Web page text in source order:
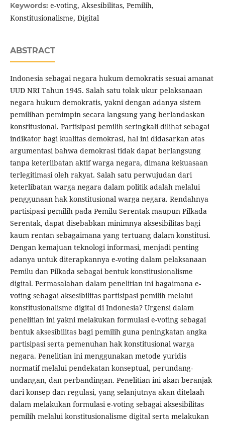
Keywords: e-voting, Aksesibilitas, Pemilih,
Konstitusionalisme, Digital
ABSTRACT
Indonesia sebagai negara hukum demokratis sesuai amanat
UUD NRI Tahun 1945. Salah satu tolak ukur pelaksanaan
negara hukum demokratis, yakni dengan adanya sistem
pemilihan pemimpin secara langsung yang berlandaskan
konstitusional. Partisipasi pemilih seringkali dilihat sebagai
indikator bagi kualitas demokrasi, hal ini didasarkan atas
argumentasi bahwa demokrasi tidak dapat berlangsung
tanpa keterlibatan aktif warga negara, dimana kekuasaan
terlegitimasi oleh rakyat. Salah satu perwujudan dari
keterlibatan warga negara dalam politik adalah melalui
penggunaan hak konstitusional warga negara. Rendahnya
partisipasi pemilih pada Pemilu Serentak maupun Pilkada
Serentak, dapat disebabkan minimnya aksesibilitas bagi
kaum rentan sebagaimana yang tertuang dalam konstitusi.
Dengan kemajuan teknologi informasi, menjadi penting
adanya untuk diterapkannya e-voting dalam pelaksanaan
Pemilu dan Pilkada sebagai bentuk konstitusionalisme
digital. Permasalahan dalam penelitian ini bagaimana e-
voting sebagai aksesibilitas partisipasi pemilih melalui
konstitusionalisme digital di Indonesia? Urgensi dalam
penelitian ini yakni melakukan formulasi e-voting sebagai
bentuk aksesibilitas bagi pemilih guna peningkatan angka
partisipasi serta pemenuhan hak konstitusional warga
negara. Penelitian ini menggunakan metode yuridis
normatif melalui pendekatan konseptual, perundang-
undangan, dan perbandingan. Penelitian ini akan beranjak
dari konsep dan regulasi, yang selanjutnya akan ditelaah
dalam melakukan formulasi e-voting sebagai aksesibilitas
pemilih melalui konstitusionalisme digital serta melakukan